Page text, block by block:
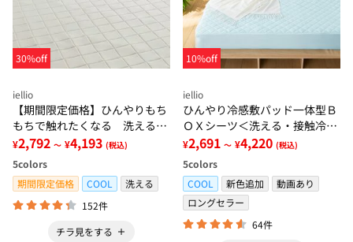
30%off
iellio
【期間限定価格】ひんやりもち
もちで触れたくなる 洗えるラ
グ＜低反発・滑りにくい・接触
冷感・防ダニ・カーペット＞
¥2,792 ～ ¥4,193 (税込)
5colors
期間限定価格
COOL
洗える
152件
チラ見をする
10%off
iellio
ひんやり冷感敷パッド一体型Ｂ
ＯＸシーツ＜洗える・接触冷
感・抗菌防臭・時短・家事楽・
ボックスシーツ・寝苦しさ対策
＞
¥2,691 ～ ¥4,220 (税込)
5colors
COOL
新色追加
動画あり
ロングセラー
64件